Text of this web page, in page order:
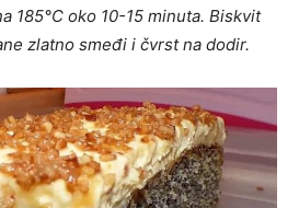
185°C oko 10-15 minuta. Biskvit
zlatno smeđi i čvrst na dodir.